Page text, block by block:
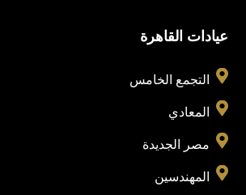
عيادات القاهرة
 التجمع الخامس
 المعادي
 مصر الجديدة
 المهندسين